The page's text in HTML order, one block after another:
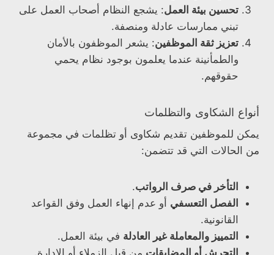
تحسين بيئة العمل: يشجع النظام أصحاب العمل على
تبني ممارسات عادلة ومنصفة.
تعزيز ثقة الموظفين: يشعر الموظفون بالأمان
والطمأنينة عندما يعلمون بوجود نظام يحمي
حقوقهم.
أنواع الشكاوى والتظلمات
يمكن للموظفين تقديم شكاوى أو تظلمات في مجموعة
من الحالات التي قد تتضمن:
التأخر في صرف الرواتب.
الفصل التعسفي أو عدم إنهاء العمل وفق القواعد
القانونية.
التمييز والمعاملة غير العادلة في بيئة العمل.
التحرش أو المضايقات من قبل الزملاء أو الإدارة.